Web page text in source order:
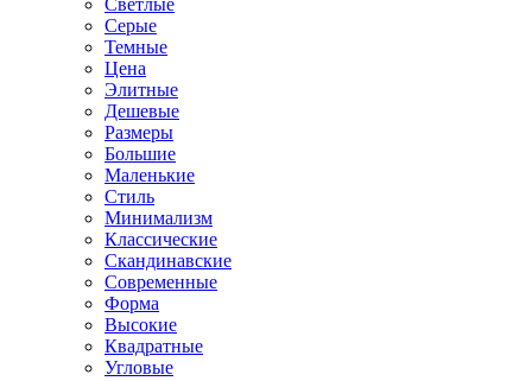
Светлые
Серые
Темные
Цена
Элитные
Дешевые
Размеры
Большие
Маленькие
Стиль
Минимализм
Классические
Скандинавские
Современные
Форма
Высокие
Квадратные
Угловые